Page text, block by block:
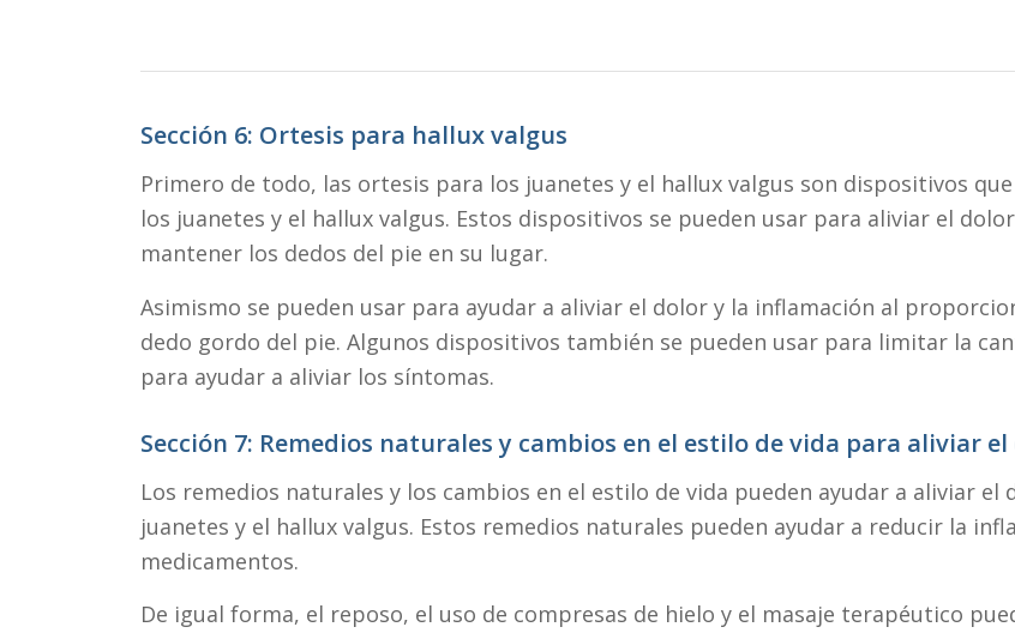
Sección 6: Ortesis para hallux valgus
Primero de todo, las ortesis para los juanetes y el hallux valgus son dispositivos
los juanetes y el hallux valgus. Estos dispositivos se pueden usar para aliviar el
mantener los dedos del pie en su lugar.
Asimismo se pueden usar para ayudar a aliviar el dolor y la inflamación al
dedo gordo del pie. Algunos dispositivos también se pueden usar para limitar la
para ayudar a aliviar los síntomas.
Sección 7: Remedios naturales y cambios en el estilo de vida para aliviar
Los remedios naturales y los cambios en el estilo de vida pueden ayudar a aliviar el
juanetes y el hallux valgus. Estos remedios naturales pueden ayudar a reducir la
medicamentos.
De igual forma, el reposo, el uso de compresas de hielo y el masaje terapéutico